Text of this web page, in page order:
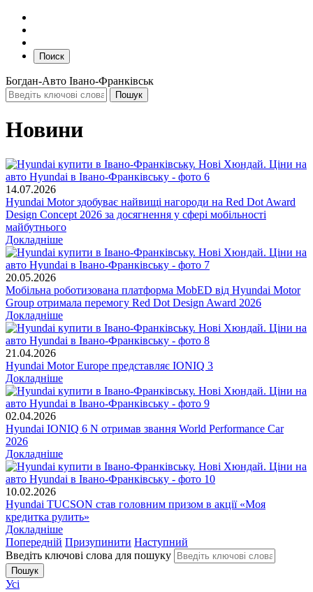
Поиск
Богдан-Авто Івано-Франківськ
Новини
14.07.2026
Hyundai Motor здобуває найвищі нагороди на Red Dot Award
Design Concept 2026 за досягнення у сфері мобільності
майбутнього
Докладніше
20.05.2026
Мобільна роботизована платформа MobED від Hyundai Motor
Group отримала перемогу Red Dot Design Award 2026
Докладніше
21.04.2026
Hyundai Motor Europe представляє IONIQ 3
Докладніше
02.04.2026
Hyundai IONIQ 6 N отримав звання World Performance Car
2026
Докладніше
10.02.2026
Hyundai TUCSON став головним призом в акції «Моя
кредитка рулить»
Докладніше
Попередній Призупинити Наступний
Введіть ключові слова для пошуку
Усі